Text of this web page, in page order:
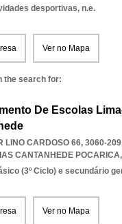
desportivas, n.e.
Ver no Mapa
the search for:
De Escolas
LINO CARDOSO 66, 3060-209
CANTANHEDE POCARICA,
(3º Ciclo) e secundário
Ver no Mapa